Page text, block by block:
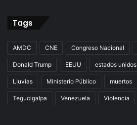
Tags
AMDC CNE Congreso Nacional
Donald Trump EEUU estados unidos
Lluvias Ministerio Público muertos
Tegucigalpa Venezuela Violencia